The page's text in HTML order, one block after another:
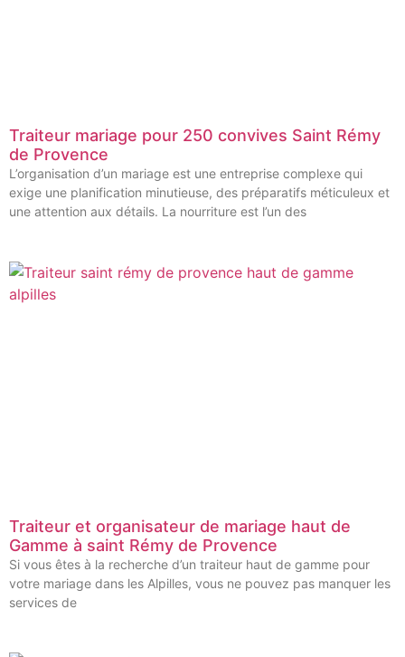
Traiteur mariage pour 250 convives Saint Rémy
de Provence
L’organisation d’un mariage est une entreprise complexe qui
exige une planification minutieuse, des préparatifs méticuleux et
une attention aux détails. La nourriture est l’un des
Traiteur et organisateur de mariage haut de
Gamme à saint Rémy de Provence
Si vous êtes à la recherche d’un traiteur haut de gamme pour
votre mariage dans les Alpilles, vous ne pouvez pas manquer les
services de